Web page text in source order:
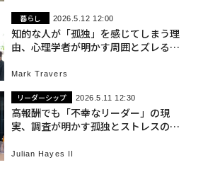
暮らし 2026.5.12 12:00
知的な人が「孤独」を感じてしまう理
由、心理学者が明かす周囲とズレる背
Mark Travers
リーダーシップ 2026.5.11 12:30
高報酬でも「不幸なリーダー」の現
実、調査が明かす孤独とストレスの正
Julian Hayes II